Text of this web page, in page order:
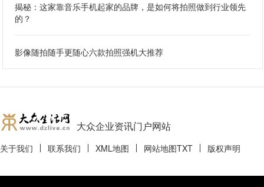
揭秘：这家靠音乐手机起家的品牌，是如何将拍照做到行业领先
的？
影像随拍随手更随心六款拍照强机大推荐
大众企业资讯门户网站
关于我们 联系我们 XML地图 网站地图TXT 版权声明